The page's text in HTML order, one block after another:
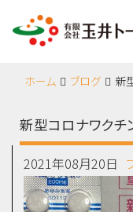
ホーム ブログ 新
新型コロナワクチ
2021年08月20日